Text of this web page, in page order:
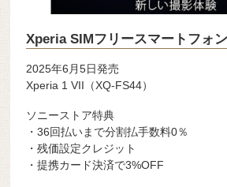
Xperia SIMフリースマートフォン
2025年6月5日発売
Xperia 1 VII（XQ-FS44）
ソニーストア特典
・36回払いまで分割払手数料0％
・残価設定クレジット
・提携カード決済で3%OFF